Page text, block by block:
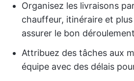
Organisez les livraisons
chauffeur, itinéraire et
assurer le bon
Attribuez des tâches aux
équipe avec des délais